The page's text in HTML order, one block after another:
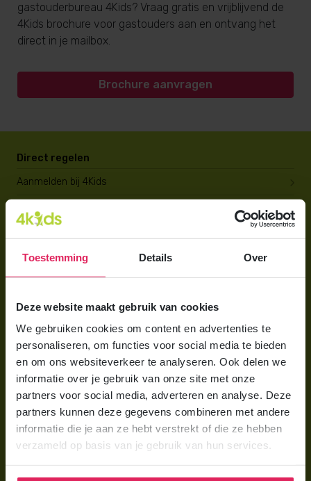
Toestemming Details Over
Deze website maakt gebruik van cookies
We gebruiken cookies om content en advertenties te
personaliseren, om functies voor social media te bieden
en om ons websiteverkeer te analyseren. Ook delen we
informatie over je gebruik van onze site met onze
partners voor social media, adverteren en analyse. Deze
partners kunnen deze gegevens combineren met andere
informatie die je aan ze hebt verstrekt of die ze hebben
verzameld op basis van je gebruik van hun services.
gastouderbureau 4Kids? Vraag gratis en vrijblijvend de
4Kids brochure voor gastouders aan en ontvang het
direct in je mailbox.
Brochure aanvragen
Direct regelen
Aanmelden bij 4Kids
Brochure aanvragen
Voor ouders
Wat kost een gastouder?
Hoe vind ik een gastouder?
Voor gastouders
Gastouder worden bij 4Kids
Hoe vind ik gastkinderen?